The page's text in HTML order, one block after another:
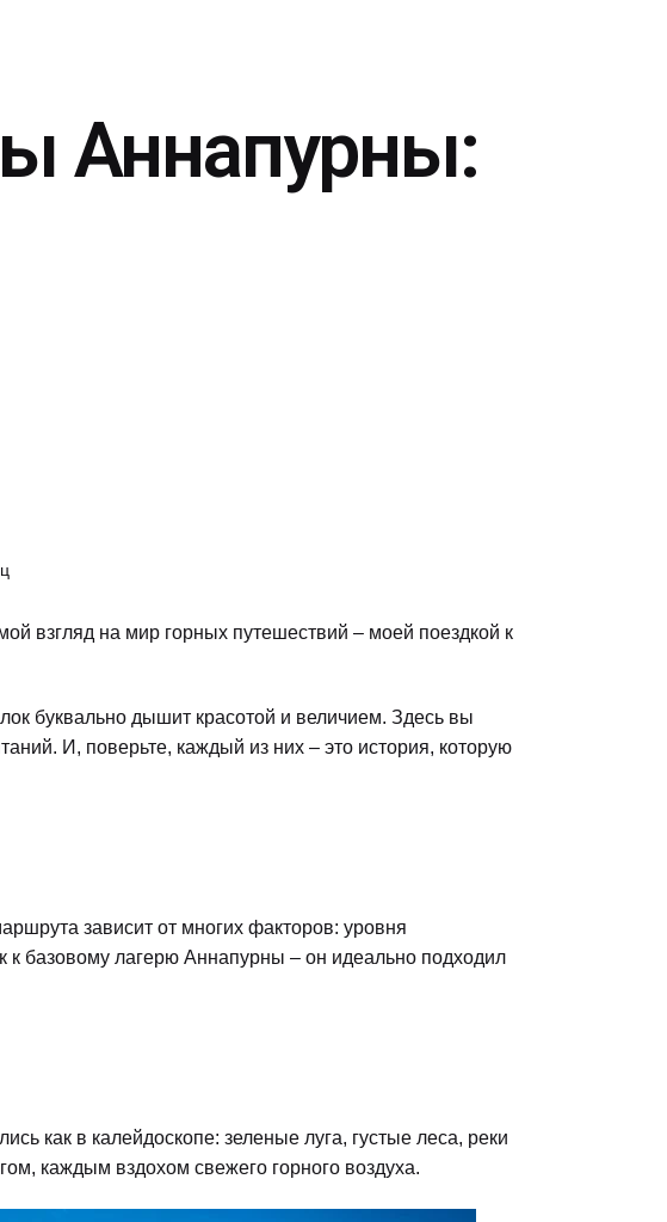
Аннапурны:
взгляд на мир горных путешествий – моей поездкой к
буквально дышит красотой и величием. Здесь вы
И, поверьте, каждый из них – это история, которую
зависит от многих факторов: уровня
к базовому лагерю Аннапурны – он идеально подходил
как в калейдоскопе: зеленые луга, густые леса, реки
каждым вздохом свежего горного воздуха.